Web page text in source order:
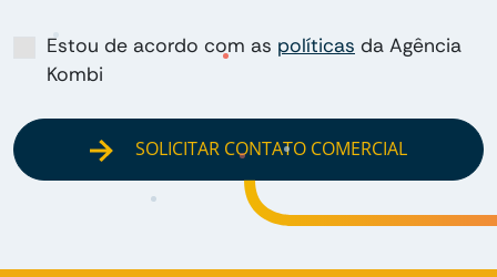
Estou de acordo com as políticas da Agência
Kombi
SOLICITAR CONTATO COMERCIAL